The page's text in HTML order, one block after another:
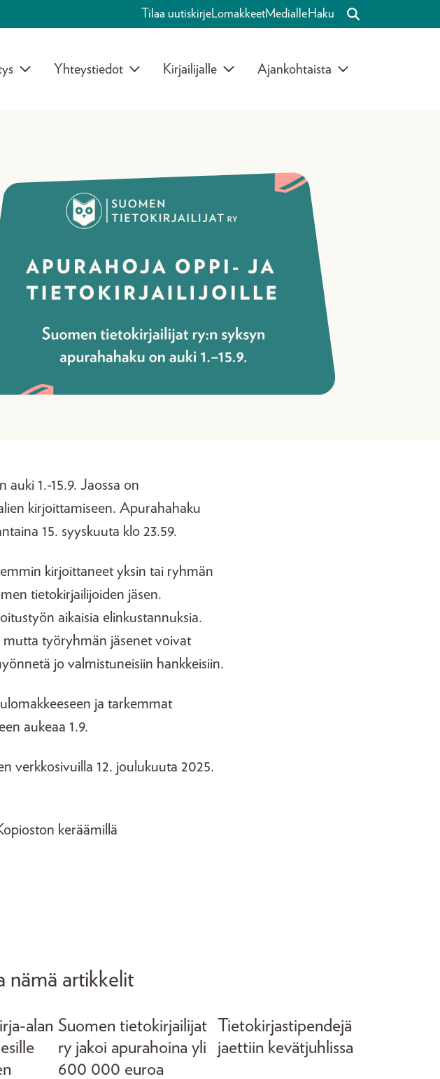
Tilaa uutiskirjeLomakkeetMedialleHaku
Yhteystiedot Kirjailijalle Ajankohtaista
1.-15.9. Jaossa on
kirjoittamiseen. Apurahahaku
15. syyskuuta klo 23.59.
kirjoittaneet yksin tai ryhmän
tietokirjailijoiden jäsen.
aikaisia elinkustannuksia.
työryhmän jäsenet voivat
jo valmistuneisiin hankkeisiin.
ja tarkemmat
aukeaa 1.9.
verkkosivuilla 12. joulukuuta 2025.
keräämillä
nämä artikkelit
alan Suomen tietokirjailijat
ry jakoi apurahoina yli
600 000 euroa
Tietokirjastipendejä
jaettiin kevätjuhlissa